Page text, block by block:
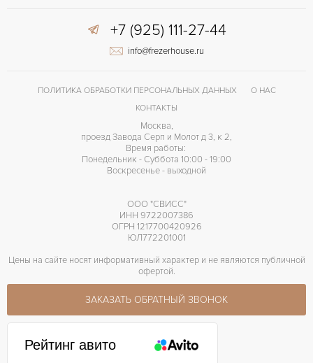
+7 (925) 111-27-44
info@frezerhouse.ru
ПОЛИТИКА ОБРАБОТКИ ПЕРСОНАЛЬНЫХ ДАННЫХ
О НАС
КОНТАКТЫ
Москва,
проезд Завода Серп и Молот д 3, к 2,
Время работы:
Понедельник - Суббота 10:00 - 19:00
Воскресенье - выходной
ООО "СВИСС"
ИНН 9722007386
ОГРН 1217700420926
ЮЛ772201001
Цены на сайте носят информативный характер и не являются публичной
офертой.
ЗАКАЗАТЬ ОБРАТНЫЙ ЗВОНОК
Рейтинг авито